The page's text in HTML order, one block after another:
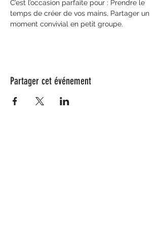
C’est l’occasion parfaite pour : Prendre le
temps de créer de vos mains, Partager un
moment convivial en petit groupe.
Partager cet événement